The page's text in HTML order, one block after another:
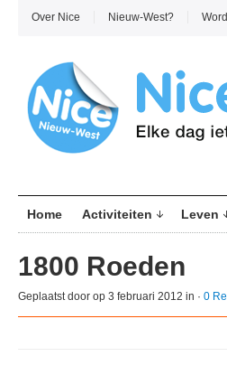
Over Nice Nieuw-West?
Home Activiteiten Leven
1800 Roeden
Geplaatst door op 3 februari 2012 in · 0